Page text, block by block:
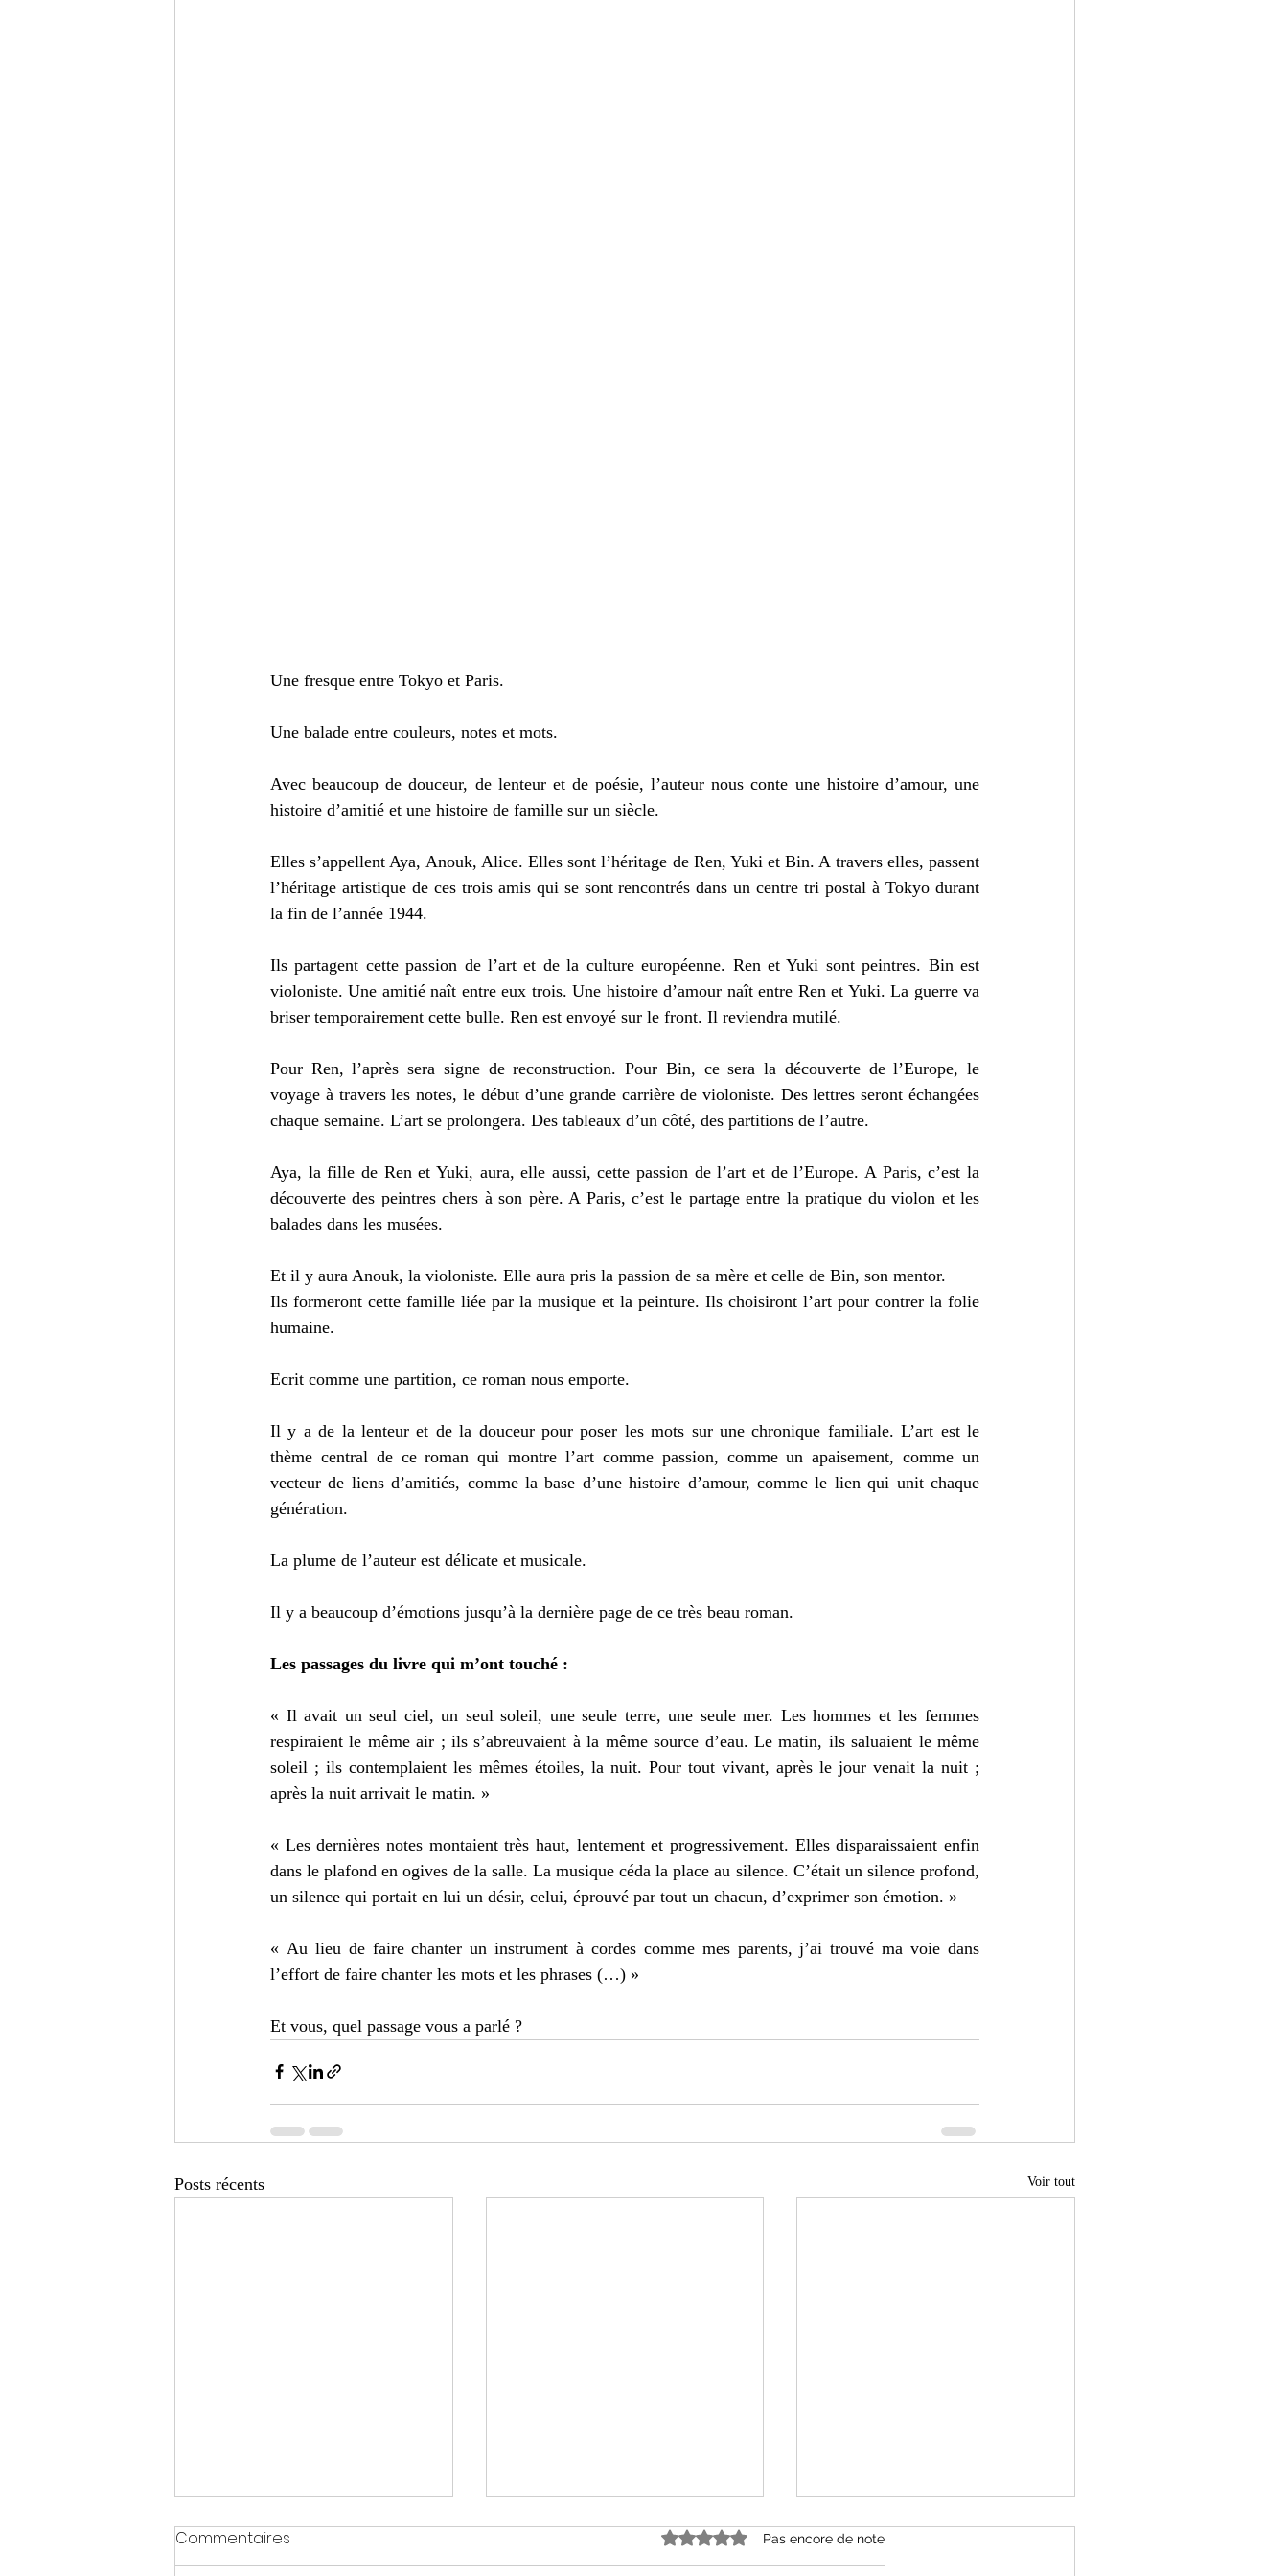
Une fresque entre Tokyo et Paris.
Une balade entre couleurs, notes et mots.
Avec beaucoup de douceur, de lenteur et de poésie, l’auteur nous conte une histoire d’amour, une
histoire d’amitié et une histoire de famille sur un siècle.
Elles s’appellent Aya, Anouk, Alice. Elles sont l’héritage de Ren, Yuki et Bin. A travers elles, passent
l’héritage artistique de ces trois amis qui se sont rencontrés dans un centre tri postal à Tokyo durant
la fin de l’année 1944.
Ils partagent cette passion de l’art et de la culture européenne. Ren et Yuki sont peintres. Bin est
violoniste. Une amitié naît entre eux trois. Une histoire d’amour naît entre Ren et Yuki. La guerre va
briser temporairement cette bulle. Ren est envoyé sur le front. Il reviendra mutilé.
Pour Ren, l’après sera signe de reconstruction. Pour Bin, ce sera la découverte de l’Europe, le
voyage à travers les notes, le début d’une grande carrière de violoniste. Des lettres seront échangées
chaque semaine. L’art se prolongera. Des tableaux d’un côté, des partitions de l’autre.
Aya, la fille de Ren et Yuki, aura, elle aussi, cette passion de l’art et de l’Europe. A Paris, c’est la
découverte des peintres chers à son père. A Paris, c’est le partage entre la pratique du violon et les
balades dans les musées.
Et il y aura Anouk, la violoniste. Elle aura pris la passion de sa mère et celle de Bin, son mentor.
Ils formeront cette famille liée par la musique et la peinture. Ils choisiront l’art pour contrer la folie
humaine.
Ecrit comme une partition, ce roman nous emporte.
Il y a de la lenteur et de la douceur pour poser les mots sur une chronique familiale. L’art est le
thème central de ce roman qui montre l’art comme passion, comme un apaisement, comme un
vecteur de liens d’amitiés, comme la base d’une histoire d’amour, comme le lien qui unit chaque
génération.
La plume de l’auteur est délicate et musicale.
Il y a beaucoup d’émotions jusqu’à la dernière page de ce très beau roman.
Les passages du livre qui m’ont touché :
« Il avait un seul ciel, un seul soleil, une seule terre, une seule mer. Les hommes et les femmes
respiraient le même air ; ils s’abreuvaient à la même source d’eau. Le matin, ils saluaient le même
soleil ; ils contemplaient les mêmes étoiles, la nuit. Pour tout vivant, après le jour venait la nuit ;
après la nuit arrivait le matin. »
« Les dernières notes montaient très haut, lentement et progressivement. Elles disparaissaient enfin
dans le plafond en ogives de la salle. La musique céda la place au silence. C’était un silence profond,
un silence qui portait en lui un désir, celui, éprouvé par tout un chacun, d’exprimer son émotion. »
« Au lieu de faire chanter un instrument à cordes comme mes parents, j’ai trouvé ma voie dans
l’effort de faire chanter les mots et les phrases (…) »
Et vous, quel passage vous a parlé ?
Posts récents Voir tout
Commentaires Noté 0 étoile sur 5.Pas encore de note